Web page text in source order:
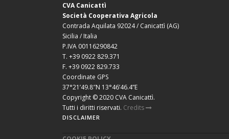
CVA Canicattì
Società Cooperativa Agricola
Contrada Aquilata 92024 / Canicattì (AG)
Sicilia / Italia
P.IVA 00116290842
T. +39 0922 829.371
F. +39 0922 829.733
Coordinate GPS
37°21’49.8″N 13°46’46.4”E
Copyright © 2020 CVA Canicattì.
Tutti i diritti riservati. Credits
DISCLAIMER